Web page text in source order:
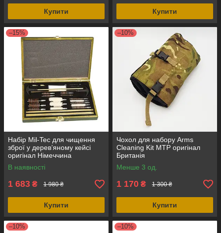
Купити Купити
–15%
Набір Mil-Tec для чищення
зброї у дерев’яному кейсі
оригінал Німеччина
В наявності
1 683 ₴ 1 980 ₴
Купити
–10%
Чохол для набору Arms
Cleaning Kit MTP оригінал
Британія
Менше 3 од.
1 170 ₴ 1 300 ₴
Купити
–10% –10%